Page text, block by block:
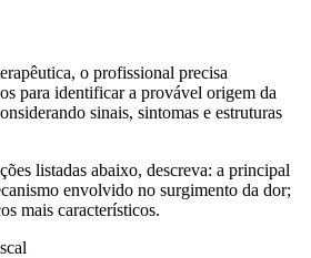
o profissional precisa
para identificar a provável origem da
sinais, sintomas e estruturas
listadas abaixo, descreva: a principal
envolvido no surgimento da dor;
mais característicos.